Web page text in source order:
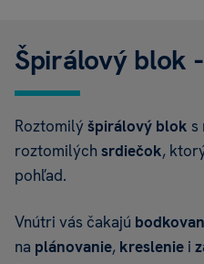
Špirálový blok
Roztomilýšpirálový blok s
roztomilých srdiečok,
pohľad.
Vnútri vás čakajú
na plánovanie, kreslenie i